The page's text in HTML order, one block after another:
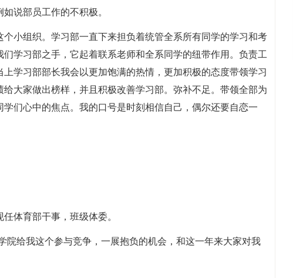
说部员工作的不积极。
小组织。学习部一直下来担负着统管全系所有同学的学习和考
学习部之手，它起着联系老师和全系同学的纽带作用。负责工
学习部部长我会以更加饱满的热情，更加积极的态度带领学习
大家做出榜样，并且积极改善学习部。弥补不足。带领全部为
们心中的焦点。我的口号是时刻相信自己，偶尔还要自恋一
体育部干事，班级体委。
院给我这个参与竞争，一展抱负的机会，和这一年来大家对我